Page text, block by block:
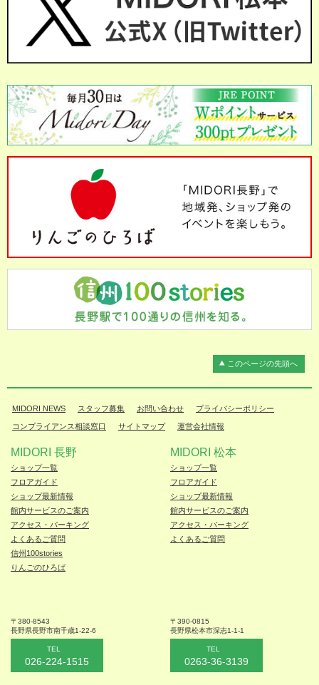
このページの先頭へ
MIDORI NEWS スタッフ募集 お問い合わせ プライバシーポリシー
コンプライアンス相談窓口 サイトマップ 運営会社情報
MIDORI 長野
ショップ一覧
フロアガイド
ショップ最新情報
館内サービスのご案内
アクセス・パーキング
よくあるご質問
信州100stories
りんごのひろば
〒380-8543
長野県長野市南千歳1-22-6
TEL
026-224-1515
MIDORI 松本
ショップ一覧
フロアガイド
ショップ最新情報
館内サービスのご案内
アクセス・パーキング
よくあるご質問
〒390-0815
長野県松本市深志1-1-1
TEL
0263-36-3139